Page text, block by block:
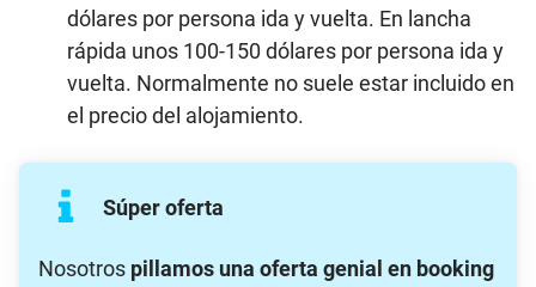
dólares por persona ida y vuelta. En lancha
rápida unos 100-150 dólares por persona ida y
vuelta. Normalmente no suele estar incluido en
el precio del alojamiento.
Súper oferta
Nosotros pillamos una oferta genial en booking